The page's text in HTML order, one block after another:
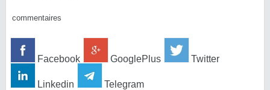
commentaires
Facebook GooglePlus Twitter
Linkedin Telegram